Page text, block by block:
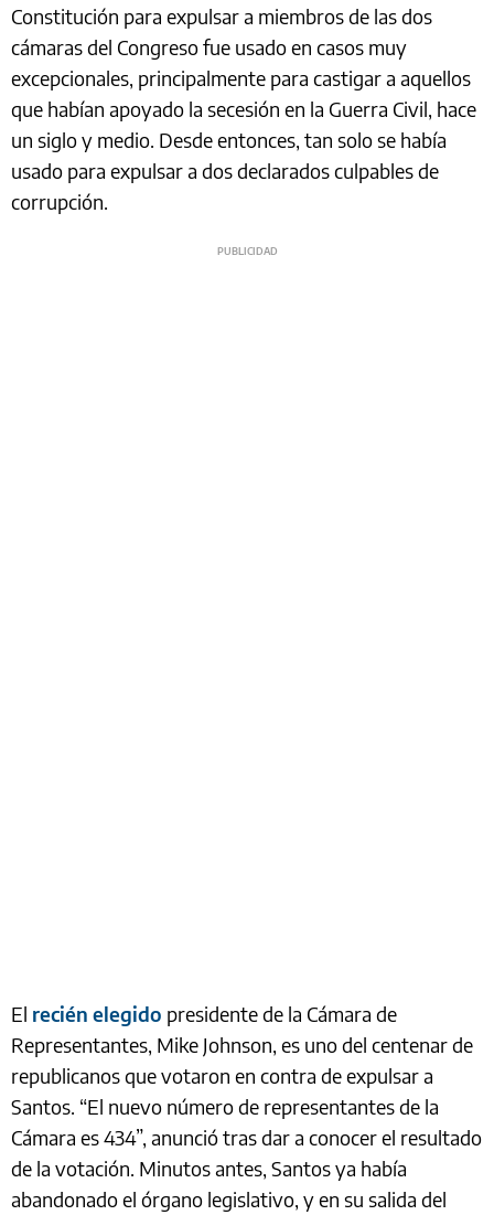
Constitución para expulsar a miembros de las dos
cámaras del Congreso fue usado en casos muy
excepcionales, principalmente para castigar a aquellos
que habían apoyado la secesión en la Guerra Civil, hace
un siglo y medio. Desde entonces, tan solo se había
usado para expulsar a dos declarados culpables de
corrupción.
El recién elegido presidente de la Cámara de
Representantes, Mike Johnson, es uno del centenar de
republicanos que votaron en contra de expulsar a
Santos. “El nuevo número de representantes de la
Cámara es 434”, anunció tras dar a conocer el resultado
de la votación. Minutos antes, Santos ya había
abandonado el órgano legislativo, y en su salida del